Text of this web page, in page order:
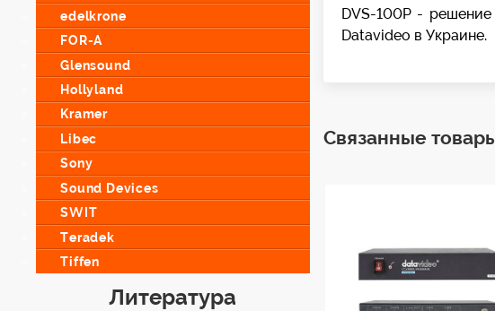
edelkrone
FOR-A
Glensound
Hollyland
Kramer
Libec
Sony
Sound Devices
SWIT
Teradek
Tiffen
Литература
DVS-100P -
Datavideo в Украине.
Связанные